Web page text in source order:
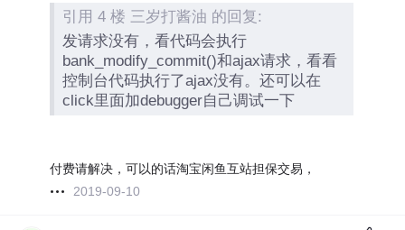
引用 4 楼 三岁打酱油 的回复:
发请求没有，看代码会执行
bank_modify_commit()和ajax请求，看看
控制台代码执行了ajax没有。还可以在
click里面加debugger自己调试一下
付费请解决，可以的话淘宝闲鱼互站担保交易，
2019-09-10